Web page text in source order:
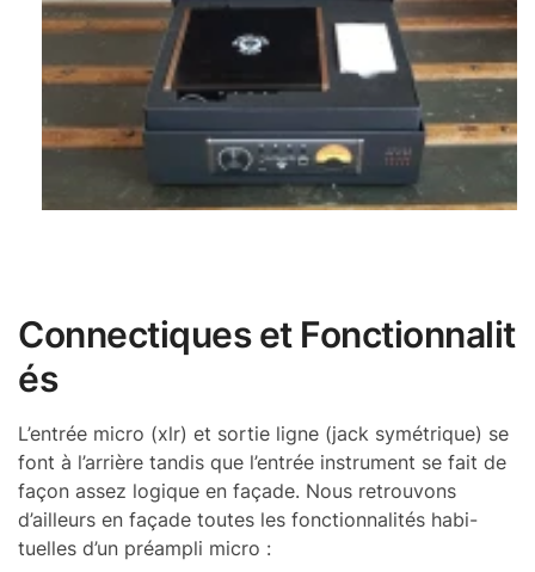
Connec­tiques et Fonc­tion­na­li­t
és
L’en­trée micro (xlr) et sortie ligne (jack symé­trique) se
font à l’ar­rière tandis que l’en­trée instru­ment se fait de
façon assez logique en façade. Nous retrou­vons
d’ailleurs en façade toutes les fonc­tion­na­li­tés habi­
tuelles d’un préam­pli micro :